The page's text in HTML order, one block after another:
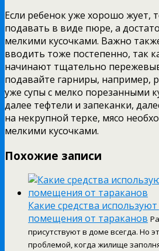
Если ребенок уже хорошо жует,
подавать в виде пюре, а
мелкими кусочками. Важно
вводить тоже постепенно, так
начинают тщательно
подавайте гарниры, например,
уже супы с мелко порезанными
далее тефтели и запеканки,
на некрупной терке, мясо
мелкими кусочками.
Похожие записи
Какие средства
помещения от тараканов
присутствуют в доме всегда. Но
проблемой, когда жилище